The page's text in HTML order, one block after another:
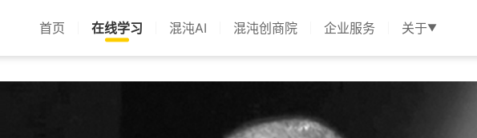
首页 在线学习 混沌AI 混沌创商院 企业服务 关于▼